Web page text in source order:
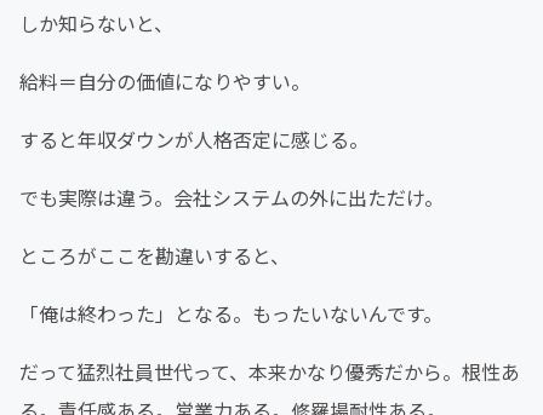
しか知らないと、
給料＝自分の価値になりやすい。
すると年収ダウンが人格否定に感じる。
でも実際は違う。会社システムの外に出ただけ。
ところがここを勘違いすると、
「俺は終わった」となる。もったいないんです。
だって猛烈社員世代って、本来かなり優秀だから。根性あ